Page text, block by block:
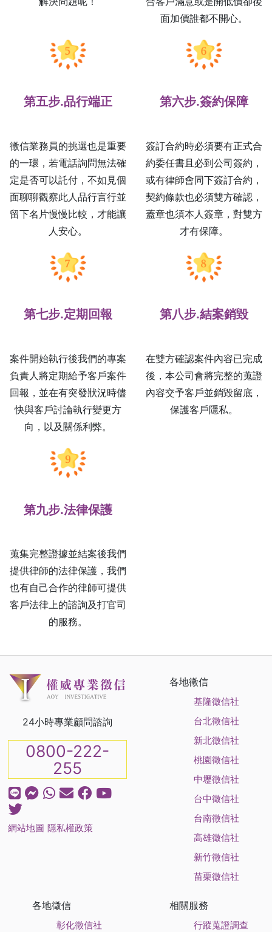
面加價誰都不開心。
第五步.品行端正
徵信業務員的挑選也是重要
的一環，若電話詢問無法確
定是否可以託付，不如見個
面聊聊觀察此人品行言行並
留下名片慢慢比較，才能讓
人安心。
第六步.簽約保障
簽訂合約時必須要有正式合
約委任書且必到公司簽約，
或有律師會同下簽訂合約，
契約條款也必須雙方確認，
蓋章也須本人簽章，對雙方
才有保障。
第七步.定期回報
案件開始執行後我們的專案
負責人將定期給予客戶案件
回報，並在有突發狀況時儘
快與客戶討論執行變更方
向，以及關係利弊。
第八步.結案銷毀
在雙方確認案件內容已完成
後，本公司會將完整的蒐證
內容交予客戶並銷毀留底，
保護客戶隱私。
第九步.法律保護
蒐集完整證據並結案後我們
提供律師的法律保護，我們
也有自己合作的律師可提供
客戶法律上的諮詢及打官司
的服務。
24小時專業顧問諮詢
0800-222-
255
網站地圖 隱私權政策
各地徵信
基隆徵信社
台北徵信社
新北徵信社
桃園徵信社
中壢徵信社
台中徵信社
台南徵信社
高雄徵信社
新竹徵信社
苗栗徵信社
各地徵信
彰化徵信社
相關服務
行蹤蒐證調查